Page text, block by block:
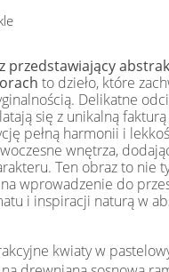
przedstawiający
to dzieło, które
Delikatne
się z unikalną
pełną harmonii i
wnętrza,
Ten obraz to nie
wprowadzenie do
i inspiracji naturą w
kwiaty w